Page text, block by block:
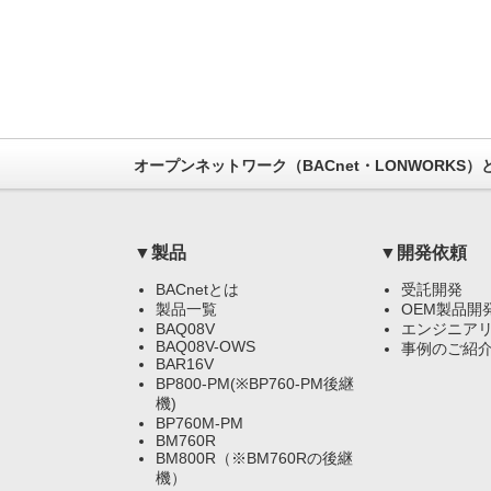
オープンネットワーク（BACnet・LONWORKS）
▼製品
BACnetとは
製品一覧
BAQ08V
BAQ08V-OWS
BAR16V
BP800-PM(※BP760-PM後継
機)
BP760M-PM
BM760R
BM800R（※BM760Rの後継
機）
▼開発依頼
受託開発
OEM製品開
エンジニア
事例のご紹介